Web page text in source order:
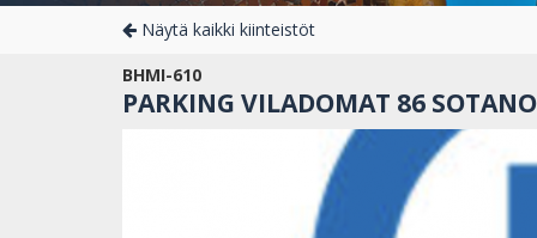
Näytä kaikki kiinteistöt
BHMI-610
PARKING VILADOMAT 86